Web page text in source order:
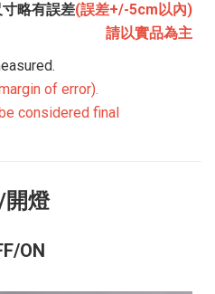
略有誤差(誤差+/-5cm以內)
請以實品為主
of error).
considered final
開燈
ON